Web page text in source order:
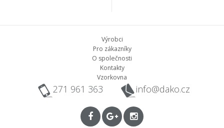
Výrobci
Pro zákazníky
O společnosti
Kontakty
Vzorkovna
271 961 363 info@dako.cz